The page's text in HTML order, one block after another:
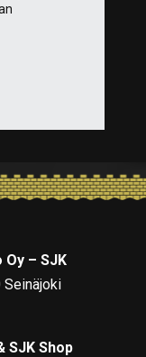
– SJK
Seinäjoki
SJK Shop